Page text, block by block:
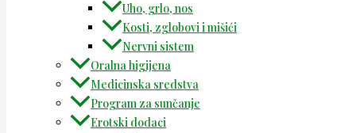
Uho, grlo, nos
Kosti, zglobovi i mišići
Nervni sistem
Oralna higijena
Medicinska sredstva
Program za sunčanje
Erotski dodaci